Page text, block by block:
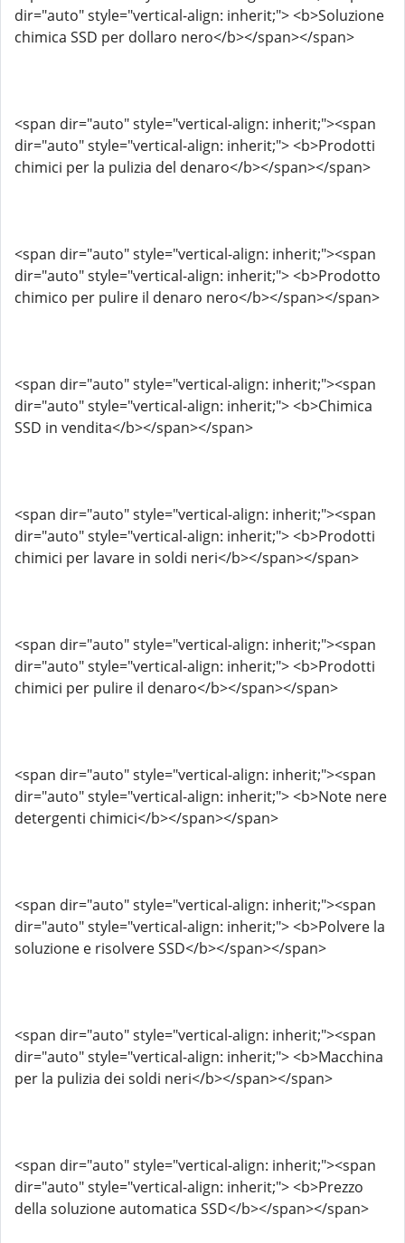
dir="auto" style="vertical-align: inherit;"> <b>Soluzione
chimica SSD per dollaro nero</b></span></span>
<span dir="auto" style="vertical-align: inherit;"><span
dir="auto" style="vertical-align: inherit;"> <b>Prodotti
chimici per la pulizia del denaro</b></span></span>
<span dir="auto" style="vertical-align: inherit;"><span
dir="auto" style="vertical-align: inherit;"> <b>Prodotto
chimico per pulire il denaro nero</b></span></span>
<span dir="auto" style="vertical-align: inherit;"><span
dir="auto" style="vertical-align: inherit;"> <b>Chimica
SSD in vendita</b></span></span>
<span dir="auto" style="vertical-align: inherit;"><span
dir="auto" style="vertical-align: inherit;"> <b>Prodotti
chimici per lavare in soldi neri</b></span></span>
<span dir="auto" style="vertical-align: inherit;"><span
dir="auto" style="vertical-align: inherit;"> <b>Prodotti
chimici per pulire il denaro</b></span></span>
<span dir="auto" style="vertical-align: inherit;"><span
dir="auto" style="vertical-align: inherit;"> <b>Note nere
detergenti chimici</b></span></span>
<span dir="auto" style="vertical-align: inherit;"><span
dir="auto" style="vertical-align: inherit;"> <b>Polvere la
soluzione e risolvere SSD</b></span></span>
<span dir="auto" style="vertical-align: inherit;"><span
dir="auto" style="vertical-align: inherit;"> <b>Macchina
per la pulizia dei soldi neri</b></span></span>
<span dir="auto" style="vertical-align: inherit;"><span
dir="auto" style="vertical-align: inherit;"> <b>Prezzo
della soluzione automatica SSD</b></span></span>